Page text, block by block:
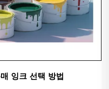
잉크 선택 방법